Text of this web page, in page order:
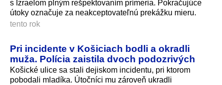
s Izraelom plným rešpektovaním prímeria. Pokračujúce
útoky označuje za neakceptovateľnú prekážku mieru.
tento rok
Pri incidente v Košiciach bodli a okradli
muža. Polícia zaistila dvoch podozrivých
Košické ulice sa stali dejiskom incidentu, pri ktorom
pobodali mladíka. Útočníci mu zároveň ukradli